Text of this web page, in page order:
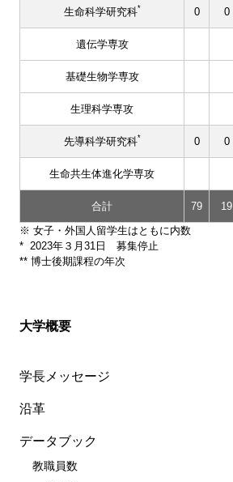
生命科学研究科* 0 0
遺伝学専攻
基礎生物学専攻
生理科学専攻
先導科学研究科* 0 0
生命共生体進化学専攻
合計 79 19
※ 女子・外国人留学生はともに内数
* 2023年３月31日 募集停止
** 博士後期課程の年次
大学概要
学長メッセージ
沿革
データブック
教職員数